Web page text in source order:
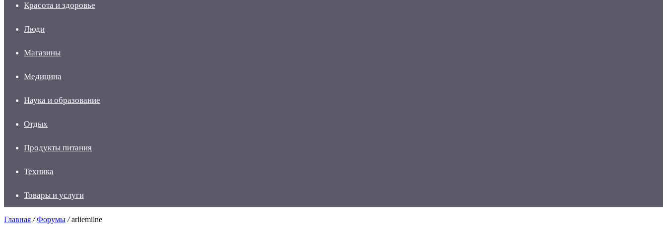
Красота и здоровье
Люди
Магазины
Медицина
Наука и образование
Отдых
Продукты питания
Техника
Товары и услуги
Главная / Форумы / arliemilne